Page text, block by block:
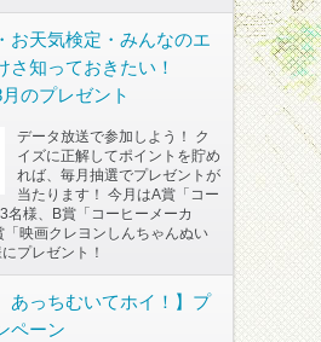
お天気検定・みんなのエ
さ知っておきたい！
のプレゼント
データ放送で参加しよう！ ク
イズに正解してポイントを貯め
れば、毎月抽選でプレゼントが
当たります！ 今月はA賞「コー
名様、B賞「コーヒーメーカ
映画クレヨンしんちゃんぬい
プレゼント！
あっちむいてホイ！】プ
ペーン